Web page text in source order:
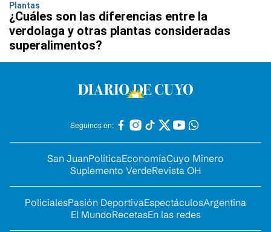
Plantas
¿Cuáles son las diferencias entre la
verdolaga y otras plantas consideradas
superalimentos?
Seguinos en:
San JuanPolíticaEconomíaCuyo Minero
Suplemento VerdeRevista OH
PolicialesPasión DeportivaEspectáculosArgentina
El MundoRecetasEn las redes